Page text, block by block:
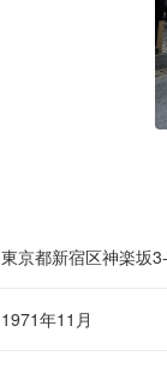
東京都新宿区神楽坂
1971年11月